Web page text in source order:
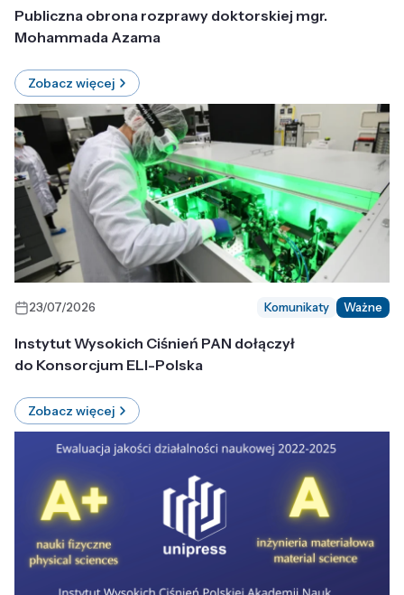
Publiczna obrona rozprawy doktorskiej mgr.
Mohammada Azama
Zobacz więcej
23/07/2026 Komunikaty Ważne
Instytut Wysokich Ciśnień PAN dołączył
do Konsorcjum ELI-Polska
Zobacz więcej